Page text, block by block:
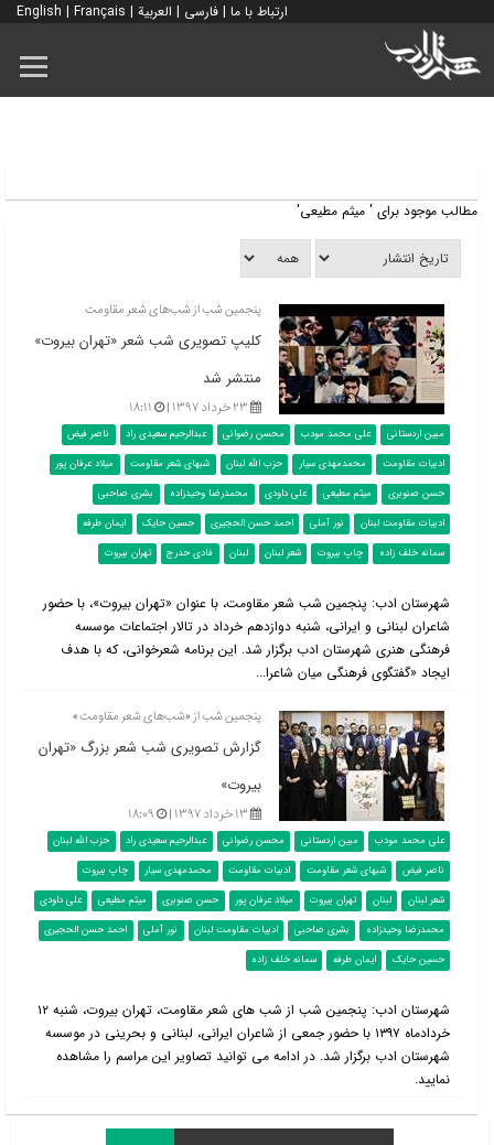
ارتباط با ما | فارسی | العربية |
English | Français
مطالب موجود برای ' میثم مطیعی'
پنجمین شب از شب‌های شعر مقاومت
کلیپ تصویری شب شعر «تهران بیروت»
منتشر شد
۲۳ خرداد ۱۳۹۷ | ۱۸:۱۱
مبین اردستانی علی محمد مودب محسن رضوانی عبدالرحیم سعیدی راد
ناصر فیض
ادبیات مقاومت
محمدمهدی سیار حزب الله لبنان شبهای شعر مقاومت
میلاد عرفان پور
حسن صنوبری
میثم مطیعی علی داودی محمدرضا وحیدزاده
بشری صاحبی
ادبیات مقاومت لبنان
نور آملی احمد حسن الحجیری حسین حایک
ایمان طرفه
سمانه خلف‌ زاده
چاپ بیروت شعر لبنان لبنان فادی حدرج تهران بیروت
شهرستان ادب‌: پنجمین شب شعر مقاومت، با عنوان «تهران بیروت»، با حضور
شاعران لبنانی و ایرانی، شنبه دوازدهم خرداد در تالار اجتماعات موسسه
فرهنگی هنری شهرستان ادب برگزار شد. این برنامه شعرخوانی، که با هدف
ایجاد «گفتگوی فرهنگی میان شاعرا...
پنجمین شب از «شب‌های شعر مقاومت»
گزارش تصویری شب شعر بزرگ «تهران
بیروت»
۱۳ خرداد ۱۳۹۷ | ۱۸:۰۹
علی محمد مودب مبین اردستانی محسن رضوانی عبدالرحیم سعیدی راد
حزب الله لبنان
ناصر فیض
شبهای شعر مقاومت ادبیات مقاومت محمدمهدی سیار
چاپ بیروت
شعر لبنان
لبنان تهران بیروت میلاد عرفان پور حسن صنوبری میثم مطیعی
علی داودی
محمدرضا وحیدزاده
بشری صاحبی ادبیات مقاومت لبنان نور آملی
احمد حسن الحجیری
حسین حایک
ایمان طرفه سمانه خلف‌ زاده
شهرستان ادب: پنجمین شب از شب های شعر مقاومت، تهران بیروت، شنبه ۱۲
خردادماه ۱۳۹۷ با حضور جمعی از شاعران ایرانی، لبنانی و بحرینی در موسسه
شهرستان ادب برگزار شد. در ادامه می توانید تصاویر این مراسم را مشاهده
نمایید.